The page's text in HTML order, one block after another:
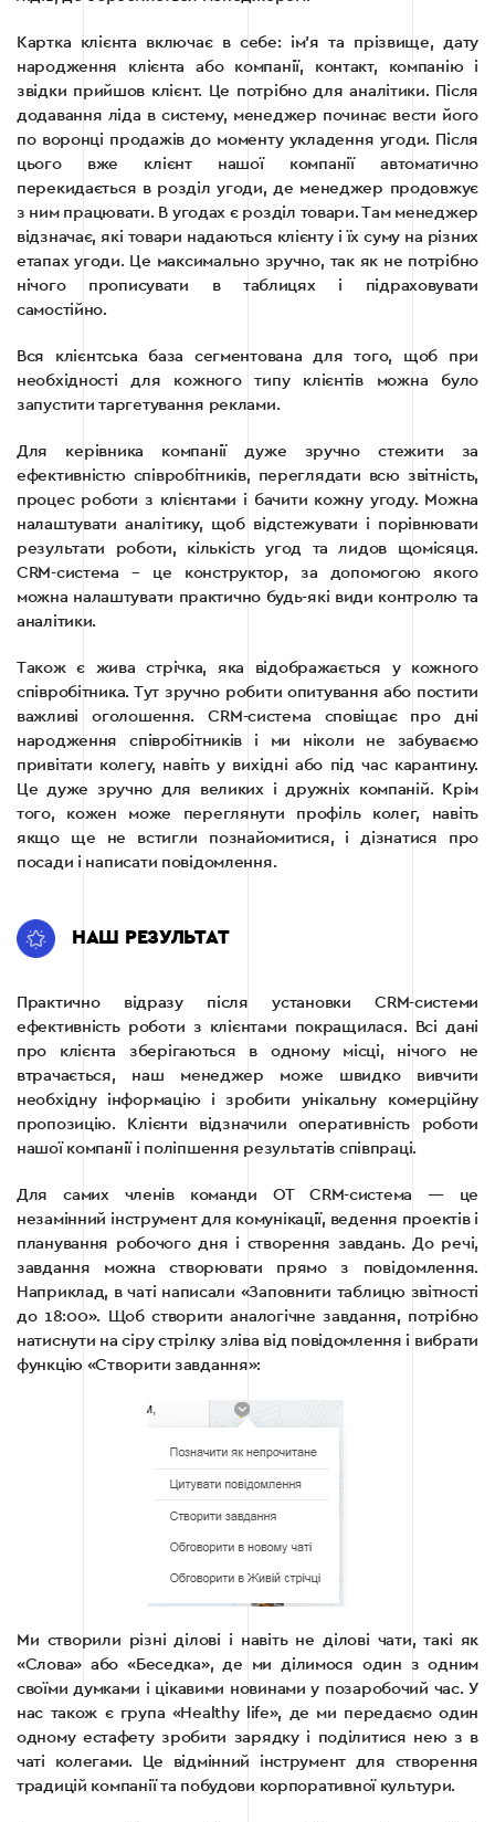
Картка клієнта включає в себе: ім’я та прізвище, дату
народження клієнта або компанії, контакт, компанію і
звідки прийшов клієнт. Це потрібно для аналітики. Після
додавання ліда в систему, менеджер починає вести його
по воронці продажів до моменту укладення угоди. Після
цього вже клієнт нашої компанії автоматично
перекидається в розділ угоди, де менеджер продовжує
з ним працювати. В угодах є розділ товари. Там менеджер
відзначає, які товари надаються клієнту і їх суму на різних
етапах угоди. Це максимально зручно, так як не потрібно
нічого прописувати в таблицях і підраховувати
самостійно.
Вся клієнтська база сегментована для того, щоб при
необхідності для кожного типу клієнтів можна було
запустити таргетування реклами.
Для керівника компанії дуже зручно стежити за
ефективністю співробітників, переглядати всю звітність,
процес роботи з клієнтами і бачити кожну угоду. Можна
налаштувати аналітику, щоб відстежувати і порівнювати
результати роботи, кількість угод та лидов щомісяця.
CRM-система – це конструктор, за допомогою якого
можна налаштувати практично будь-які види контролю та
аналітики.
Також є жива стрічка, яка відображається у кожного
співробітника. Тут зручно робити опитування або постити
важливі оголошення. CRM-система сповіщає про дні
народження співробітників і ми ніколи не забуваємо
привітати колегу, навіть у вихідні або під час карантину.
Це дуже зручно для великих і дружніх компаній. Крім
того, кожен може переглянути профіль колег, навіть
якщо ще не встигли познайомитися, і дізнатися про
посади і написати повідомлення.
НАШ РЕЗУЛЬТАТ
Практично відразу після установки CRM-системи
ефективність роботи з клієнтами покращилася. Всі дані
про клієнта зберігаються в одному місці, нічого не
втрачається, наш менеджер може швидко вивчити
необхідну інформацію і зробити унікальну комерційну
пропозицію. Клієнти відзначили оперативність роботи
нашої компанії і поліпшення результатів співпраці.
Для самих членів команди ОТ CRM-система — це
незамінний інструмент для комунікації, ведення проектів і
планування робочого дня і створення завдань. До речі,
завдання можна створювати прямо з повідомлення.
Наприклад, в чаті написали «Заповнити таблицю звітності
до 18:00». Щоб створити аналогічне завдання, потрібно
натиснути на сіру стрілку зліва від повідомлення і вибрати
функцію «Створити завдання»:
Ми створили різні ділові і навіть не ділові чати, такі як
«Слова» або «Беседка», де ми ділимося один з одним
своїми думками і цікавими новинами у позаробочий час. У
нас також є група «Healthy life», де ми передаємо один
одному естафету зробити зарядку і поділитися нею з в
чаті колегами. Це відмінний інструмент для створення
традицій компанії та побудови корпоративної культури.